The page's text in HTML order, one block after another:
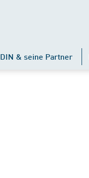
DIN & seine Partner